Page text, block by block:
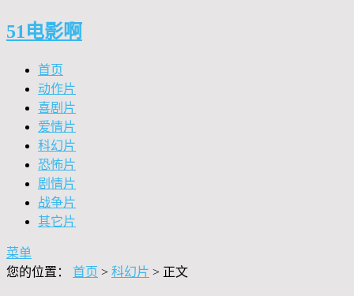
51电影啊
首页
动作片
喜剧片
爱情片
科幻片
恐怖片
剧情片
战争片
其它片
菜单
您的位置： 首页 > 科幻片 > 正文